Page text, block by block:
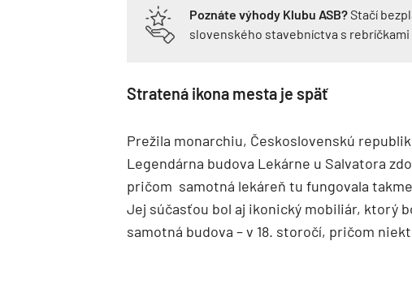
Poznáte výhody Klubu ASB?Stačí
slovenského stavebníctva s
Stratená ikona mesta je späť
Prežila monarchiu, Československú
Legendárna budova Lekárne u Salvatora
pričom samotná lekáreň tu fungovala
Jej súčasťou bol aj ikonický mobiliár, ktorý
samotná budova – v 18. storočí, pričom